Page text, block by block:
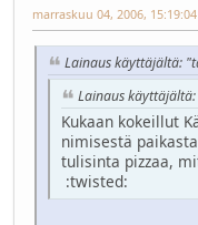
marraskuu 04, 2006,
Lainaus käyttäjältä:
Lainaus käyttäjältä:
Kukaan kokeillut
nimisestä
tulisinta pizzaa,
:twisted: